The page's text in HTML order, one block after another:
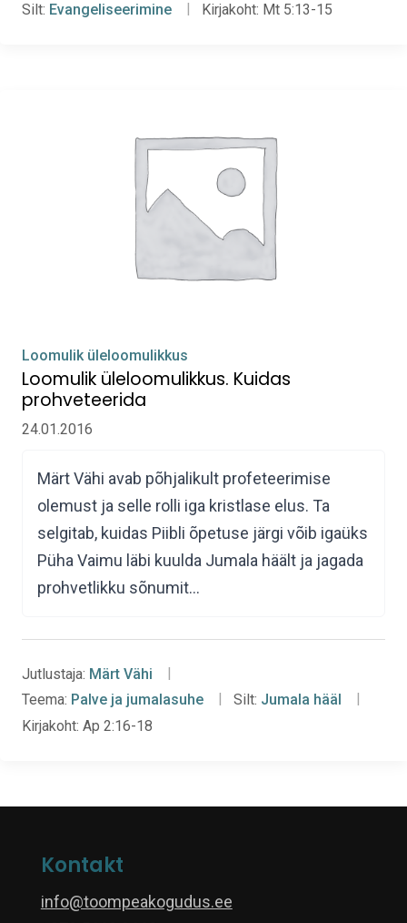
Silt: Evangeliseerimine Kirjakoht: Mt 5:13-15
Loomulik üleloomulikkus
Loomulik üleloomulikkus. Kuidas
prohveteerida
24.01.2016
Märt Vähi avab põhjalikult profeteerimise
olemust ja selle rolli iga kristlase elus. Ta
selgitab, kuidas Piibli õpetuse järgi võib igaüks
Püha Vaimu läbi kuulda Jumala häält ja jagada
prohvetlikku sõnumit…
Jutlustaja: Märt Vähi
Teema: Palve ja jumalasuhe Silt: Jumala hääl
Kirjakoht: Ap 2:16-18
Kontakt
info@toompeakogudus.ee